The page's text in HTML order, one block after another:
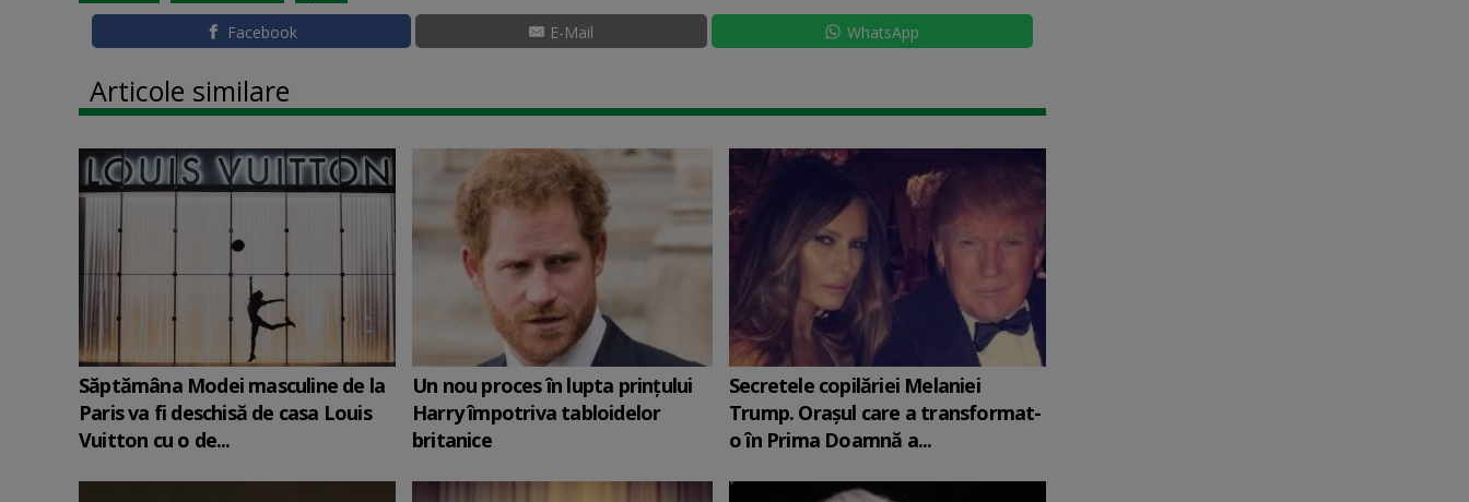
Facebook E-Mail WhatsApp
Articole similare
Săptămâna Modei masculine de la
Paris va fi deschisă de casa Louis
Vuitton cu o de...
Un nou proces în lupta prinţului
Harry împotriva tabloidelor
britanice
Secretele copilăriei Melaniei
Trump. Orașul care a transformat-
o în Prima Doamnă a...